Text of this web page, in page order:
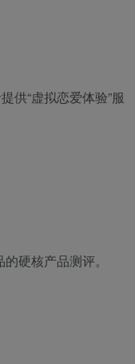
供“虚拟恋爱体验”服
硬核产品测评。